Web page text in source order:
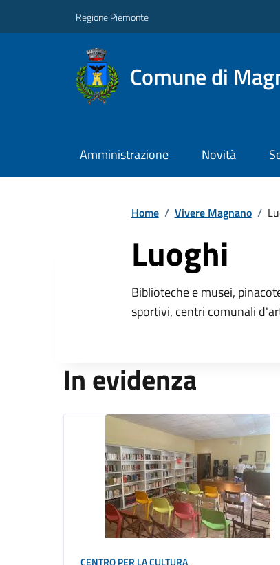
Regione Piemonte
Comune di
Amministrazione Novità
Home / Vivere Magnano /
Luoghi
Biblioteche e musei,
sportivi, centri comunali
In evidenza
CENTRO PER LA CULTURA